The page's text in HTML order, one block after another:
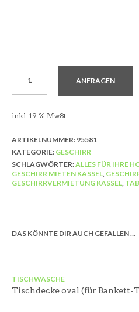
ANFRAGEN
inkl. 19 % MwSt.
ARTIKELNUMMER: 95581
KATEGORIE: GESCHIRR
SCHLAGWÖRTER:ALLES FÜR IHRE
GESCHIRR MIETEN KASSEL,
GESCHIRRVERMIETUNG KASSEL,
DAS KÖNNTE DIR AUCH GEFALLEN …
TISCHWÄSCHE
Tischdecke oval (für Bankett-